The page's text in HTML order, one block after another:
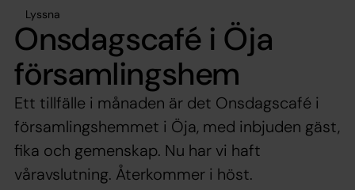
Lyssna
Onsdagscafé i Öja
församlingshem
Ett tillfälle i månaden är det Onsdagscafé i
församlingshemmet i Öja, med inbjuden gäst,
fika och gemenskap. Nu har vi haft
våravslutning. Återkommer i höst.